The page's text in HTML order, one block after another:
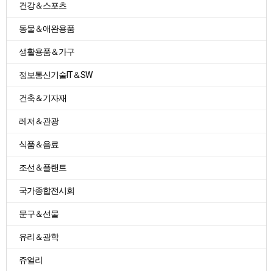
건강＆스포츠
동물＆애완용품
생활용품＆가구
정보통신기술IT＆SW
건축＆기자재
레저＆관광
식품＆음료
조선＆플랜트
국가종합전시회
문구＆선물
유리＆광학
쥬얼리